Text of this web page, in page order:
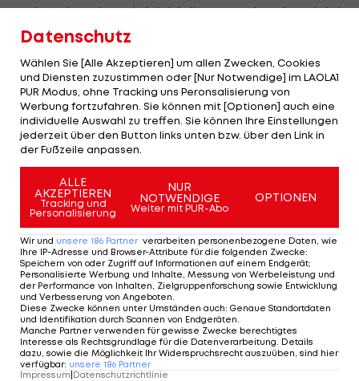
meine Situation, ob ich bleiben werde oder ob ich
einen anderen Klub finden muss, für den ich
spielen kann. Ich bin nicht immer so glücklich hier",
wird der 26-Jährige in der "Sun" zitiert.
Bereits Anfang Februar sorgte der Flügelflitzer für
Aufsehen, nachdem er in der "Bild" Gerüchte über
einen Abgang streute. "Es gibt Kontakte zu Teams
aus England, Spanien und Frankreich", sagte Costa
damals.
VIDEO: Jauk und Krammer im Doppel-Interview
Mehr zum Thema
Datenschutz
Wählen Sie [Alle Akzeptieren] um allen Zwecken, Cookies
und Diensten zuzustimmen oder [Nur Notwendige] im LAOLA1
PUR Modus, ohne Tracking uns Peronsalisierung von
Werbung fortzufahren. Sie können mit [Optionen] auch eine
individuelle Auswahl zu treffen. Sie können Ihre Einstellungen
jederzeit über den Button links unten bzw. über den Link in
der Fußzeile anpassen.
ALLE
AKZEPTIEREN
Tracking und
Personalisierung
NUR
NOTWENDIGE
Weiter mit PUR-Abo
OPTIONEN
Wir und unsere 186 Partner verarbeiten personenbezogene Daten, wie
Ihre IP-Adresse und Browser-Attribute für die folgenden Zwecke:
Speichern von oder Zugriff auf Informationen auf einem Endgerät;
Personalisierte Werbung und Inhalte, Messung von Werbeleistung und
der Performance von Inhalten, Zielgruppenforschung sowie Entwicklung
und Verbesserung von Angeboten
Diese Zwecke können unter Umständen auch: Genaue Standortdaten
und Identifikation durch Scannen von Endgeräten
Manche Partner verwenden für gewisse Zwecke berechtigtes
Interesse als Rechtsgrundlage für die Datenverarbeitung. Details
dazu, sowie die Möglichkeit Ihr Widerspruchsrecht auszuüben, sind hier
verfügbar: unsere 186 Partner
Impressum|Datenschutzrichtlinie